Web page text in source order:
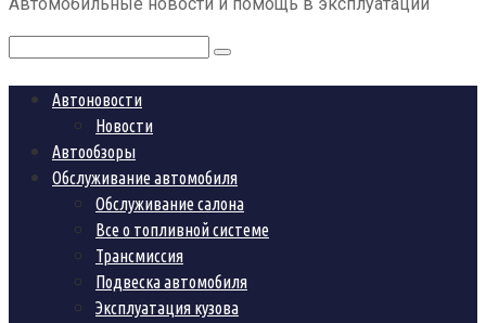
Поиск:
Автоновости
Новости
Автообзоры
Обслуживание автомобиля
Обслуживание салона
Все о топливной системе
Трансмиссия
Подвеска автомобиля
Эксплуатация кузова